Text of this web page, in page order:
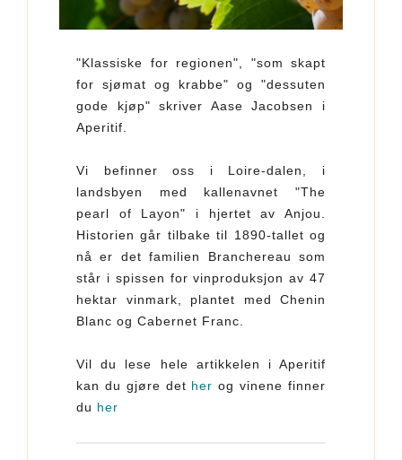
"Klassiske for regionen", "som skapt
for sjømat og krabbe" og "dessuten
gode kjøp" skriver Aase Jacobsen i
Aperitif.
Vi befinner oss i Loire-dalen, i
landsbyen med kallenavnet "The
pearl of Layon" i hjertet av Anjou.
Historien går tilbake til 1890-tallet og
nå er det familien Branchereau som
står i spissen for vinproduksjon av 47
hektar vinmark, plantet med Chenin
Blanc og Cabernet Franc.
Vil du lese hele artikkelen i Aperitif
kan du gjøre det her og vinene finner
du her